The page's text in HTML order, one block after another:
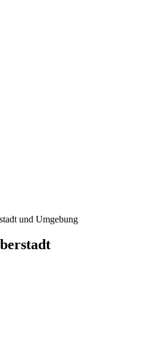
und Umgebung